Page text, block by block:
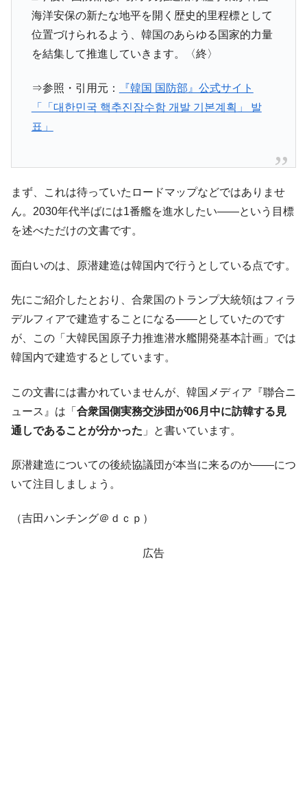
海洋安保の新たな地平を開く歴史的里程標として
位置づけられるよう、韓国のあらゆる国家的力量
を結集して推進していきます。〈終〉
⇒参照・引用元：
『韓国 国防部』公式サイト
「「대한민국 핵추진잠수함 개발 기본계획」 발
표」
まず、これは待っていたロードマップなどではありませ
ん。2030年代半ばには1番艦を進水したい――という目標
を述べただけの文書です。
面白いのは、原潜建造は韓国内で行うとしている点です。
先にご紹介したとおり、合衆国のトランプ大統領はフィラ
デルフィアで建造することになる――としていたのです
が、この「大韓民国原子力推進潜水艦開発基本計画」では
韓国内で建造するとしています。
この文書には書かれていませんが、韓国メディア『聯合ニ
ュース』は「 合衆国側実務交渉団が06月中に訪韓する見
通しであることが分かった 」と書いています。
原潜建造についての後続協議団が本当に来るのか――につ
いて注目しましょう。
（吉田ハンチング＠ｄｃｐ）
広告